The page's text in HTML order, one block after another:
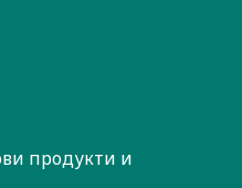
продукти и